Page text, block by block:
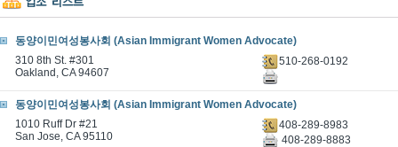
동양이민여성봉사회 (Asian Immigrant Women Advocate)
310 8th St. #301
Oakland, CA 94607
510-268-0192
동양이민여성봉사회 (Asian Immigrant Women Advocate)
1010 Ruff Dr #21
San Jose, CA 95110
408-289-8983
408-289-8883